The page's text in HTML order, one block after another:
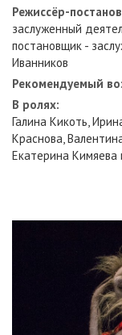
Режиссёр-
заслуженный
постановщик -
Иванников
Рекомендуемый
В ролях:
Галина Кикоть,
Краснова,
Екатерина